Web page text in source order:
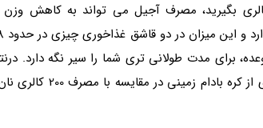
بگیرید، مصرف آجیل می تواند به کاهش وزن
برای مدت طولانی تری شما را سیر نگه دارد.